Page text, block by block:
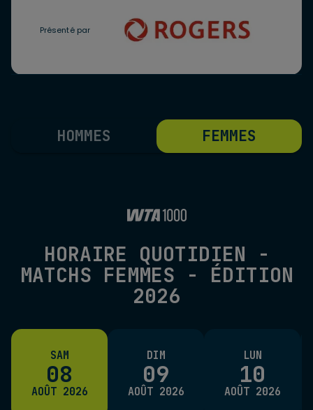
Présenté par
HOMMES FEMMES
HORAIRE QUOTIDIEN -
MATCHS FEMMES - ÉDITION
2026
SAM
08
AOÛT 2026
DIM
09
AOÛT 2026
LUN
10
AOÛT 2026